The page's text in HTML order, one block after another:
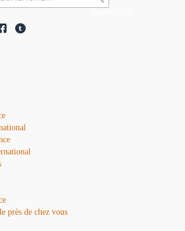
près de chez vous